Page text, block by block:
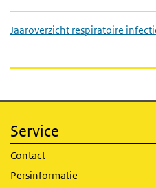
Jaaroverzicht respiratoire
Service
Contact
Persinformatie